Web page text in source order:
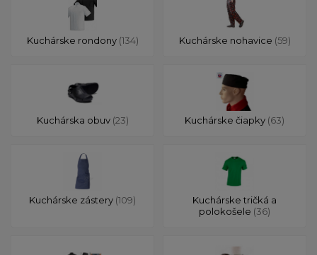
Kuchárske rondony (134) Kuchárske nohavice (59)
Kuchárska obuv (23) Kuchárske čiapky (63)
Kuchárske zástery (109)
Kuchárske tričká a
polokošele (36)